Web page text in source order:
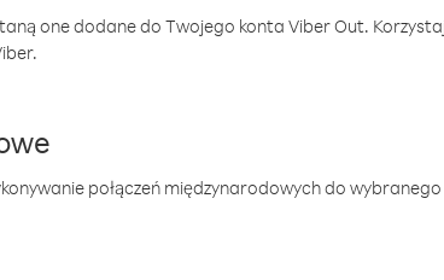
one dodane do Twojego konta Viber Out.
połączeń międzynarodowych do